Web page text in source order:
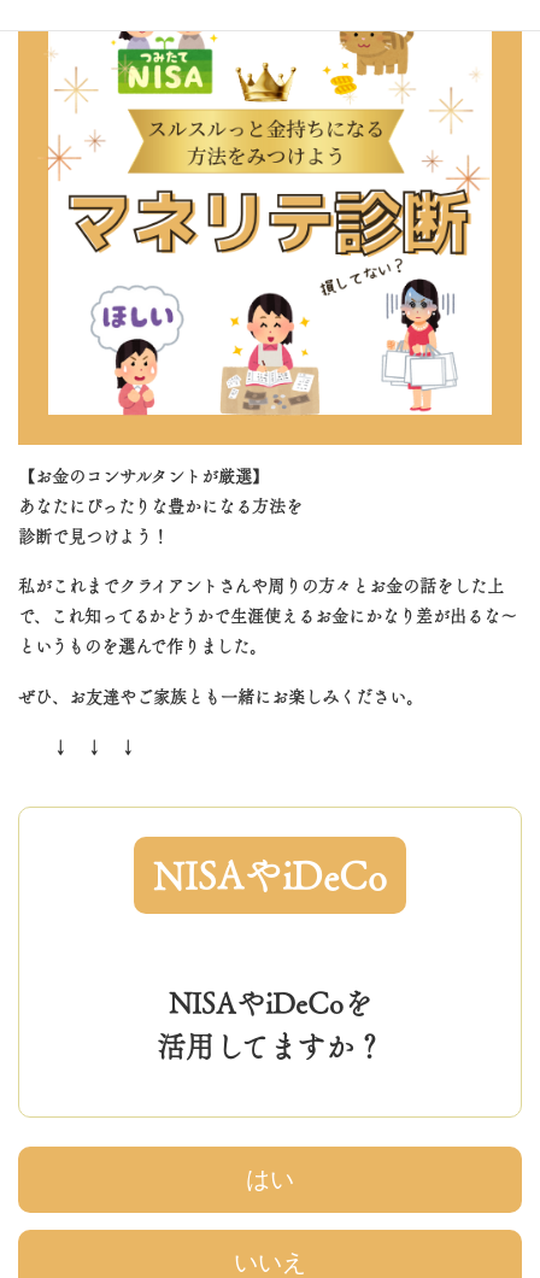
【お金のコンサルタントが厳選】
あなたにぴったりな豊かになる方法を
診断で見つけよう！
私がこれまでクライアントさんや周りの方々とお金の話をした上
で、これ知ってるかどうかで生涯使えるお金にかなり差が出るな〜
というものを選んで作りました。
ぜひ、お友達やご家族とも一緒にお楽しみください。
↓ ↓ ↓
NISAやiDeCo
NISAやiDeCoを
活用してますか？
はい
いいえ